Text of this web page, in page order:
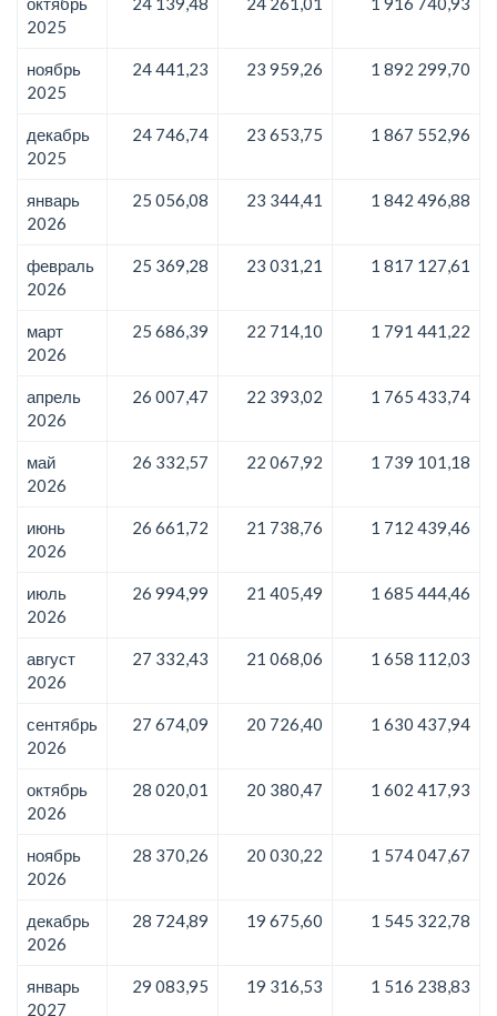
2025
ноябрь
2025
24 441,23 23 959,26 1 892 299,70
декабрь
2025
24 746,74 23 653,75 1 867 552,96
январь
2026
25 056,08 23 344,41 1 842 496,88
февраль
2026
25 369,28 23 031,21 1 817 127,61
март
2026
25 686,39 22 714,10 1 791 441,22
апрель
2026
26 007,47 22 393,02 1 765 433,74
май
2026
26 332,57 22 067,92 1 739 101,18
июнь
2026
26 661,72 21 738,76 1 712 439,46
июль
2026
26 994,99 21 405,49 1 685 444,46
август
2026
27 332,43 21 068,06 1 658 112,03
сентябрь
2026
27 674,09 20 726,40 1 630 437,94
октябрь
2026
28 020,01 20 380,47 1 602 417,93
ноябрь
2026
28 370,26 20 030,22 1 574 047,67
декабрь
2026
28 724,89 19 675,60 1 545 322,78
январь
2027
29 083,95 19 316,53 1 516 238,83